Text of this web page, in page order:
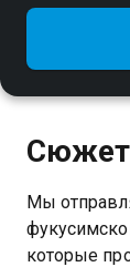
Сюжет
Мы
которые